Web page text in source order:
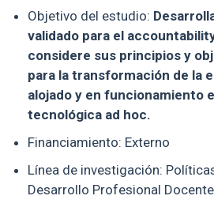
Objetivo del estudio:
validado para el
considere sus principios y
para la transformación de la
alojado y en funcionamiento
tecnológica ad hoc.
Financiamiento: Externo
Línea de investigación:
Desarrollo Profesional